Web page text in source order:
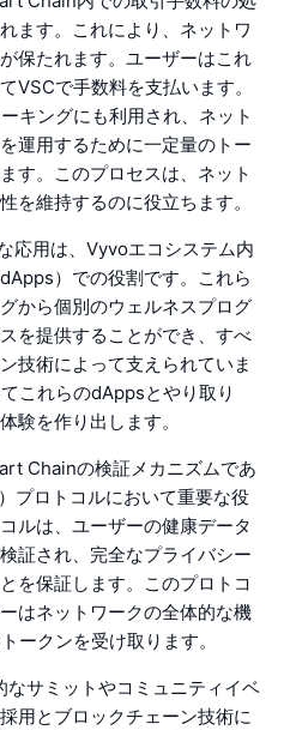
ます。これにより、ネットワ
保たれます。ユーザーはこれ
VSCで手数料を支払います。
キングにも利用され、ネット
運用するために一定量のトー
す。このプロセスは、ネット
を維持するのに役立ちます。
応用は、Vyvoエコシステム内
）での役割です。これら
から個別のウェルネスプログ
を提供することができ、すべ
技術によって支えられていま
これらのdAppsとやり取り
験を作り出します。
Chainの検証メカニズムであ
ロトコルにおいて重要な役
ルは、ユーザーの健康データ
証され、完全なプライバシー
を保証します。このプロトコ
はネットワークの全体的な機
ークンを受け取ります。
サミットやコミュニティイベ
用とブロックチェーン技術に